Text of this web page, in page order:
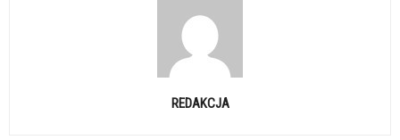
REDAKCJA